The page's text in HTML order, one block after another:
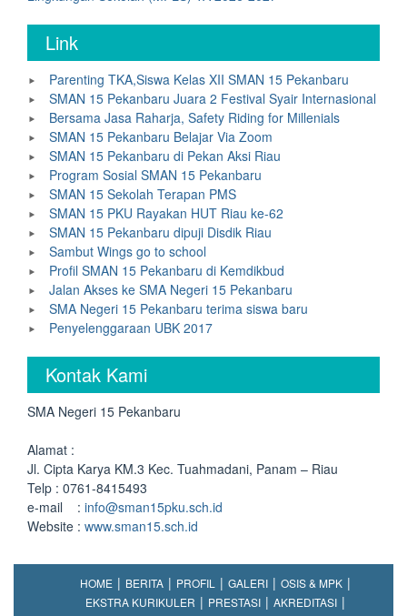
Link
Parenting TKA,Siswa Kelas XII SMAN 15 Pekanbaru
SMAN 15 Pekanbaru Juara 2 Festival Syair Internasional
Bersama Jasa Raharja, Safety Riding for Millenials
SMAN 15 Pekanbaru Belajar Via Zoom
SMAN 15 Pekanbaru di Pekan Aksi Riau
Program Sosial SMAN 15 Pekanbaru
SMAN 15 Sekolah Terapan PMS
SMAN 15 PKU Rayakan HUT Riau ke-62
SMAN 15 Pekanbaru dipuji Disdik Riau
Sambut Wings go to school
Profil SMAN 15 Pekanbaru di Kemdikbud
Jalan Akses ke SMA Negeri 15 Pekanbaru
SMA Negeri 15 Pekanbaru terima siswa baru
Penyelenggaraan UBK 2017
Kontak Kami
SMA Negeri 15 Pekanbaru
Alamat :
Jl. Cipta Karya KM.3 Kec. Tuahmadani, Panam – Riau
Telp : 0761-8415493
e-mail : info@sman15pku.sch.id
Website : www.sman15.sch.id
HOME BERITA PROFIL GALERI
OSIS & MPK
EKSTRA KURIKULER
PRESTASI
AKREDITASI